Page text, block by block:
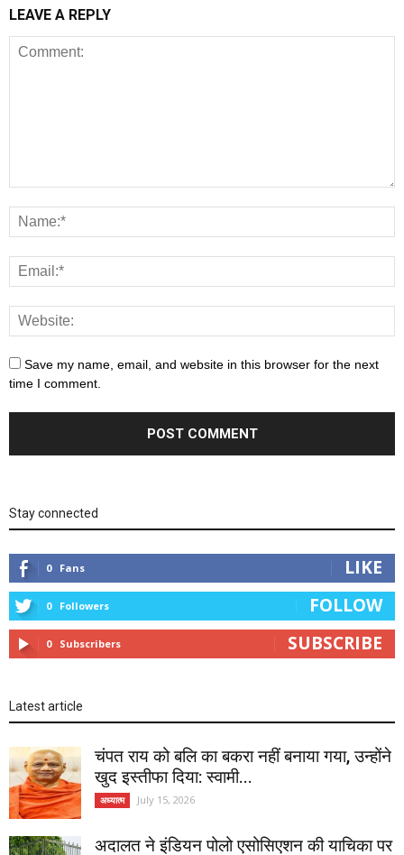
LEAVE A REPLY
Save my name, email, and website in this browser for the next
time I comment.
Stay connected
0 Fans LIKE
0 Followers FOLLOW
0 Subscribers SUBSCRIBE
Latest article
चंपत राय को बलि का बकरा नहीं बनाया गया, उन्होंने
खुद इस्तीफा दिया: स्वामी...
अध्यात्म July 15, 2026
अदालत ने इंडियन पोलो एसोसिएशन की याचिका पर